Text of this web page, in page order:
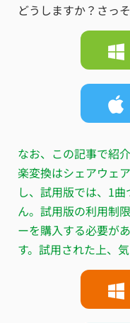
どうしますか？さっ
なお、この記事で紹
楽変換はシェアウェ
し、試用版では、1
ん。試用版の利用制
ーを購入する必要が
す。試用された上、